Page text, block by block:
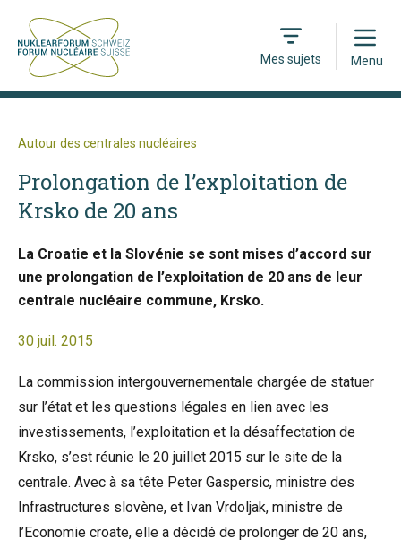
Mes sujets
Open
Menu
Autour des centrales nucléaires
Prolongation de l’exploitation de
Krsko de 20 ans
La Croatie et la Slovénie se sont mises d’accord sur
une prolongation de l’exploitation de 20 ans de leur
centrale nucléaire commune, Krsko.
30 juil. 2015
La commission intergouvernementale chargée de statuer
sur l’état et les questions légales en lien avec les
investissements, l’exploitation et la désaffectation de
Krsko, s’est réunie le 20 juillet 2015 sur le site de la
centrale. Avec à sa tête Peter Gaspersic, ministre des
Infrastructures slovène, et Ivan Vrdoljak, ministre de
l’Economie croate, elle a décidé de prolonger de 20 ans,